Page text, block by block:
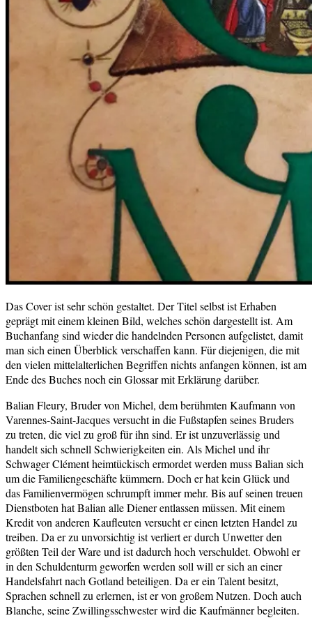
Das Cover ist sehr schön gestaltet. Der Titel selbst ist Erhaben
geprägt mit einem kleinen Bild, welches schön dargestellt ist. Am
Buchanfang sind wieder die handelnden Personen aufgelistet, damit
man sich einen Überblick verschaffen kann. Für diejenigen, die mit
den vielen mittelalterlichen Begriffen nichts anfangen können, ist am
Ende des Buches noch ein Glossar mit Erklärung darüber.
Balian Fleury, Bruder von Michel, dem berühmten Kaufmann von
Varennes-Saint-Jacques versucht in die Fußstapfen seines Bruders
zu treten, die viel zu groß für ihn sind. Er ist unzuverlässig und
handelt sich schnell Schwierigkeiten ein. Als Michel und ihr
Schwager Clément heimtückisch ermordet werden muss Balian sich
um die Familiengeschäfte kümmern. Doch er hat kein Glück und
das Familienvermögen schrumpft immer mehr. Bis auf seinen treuen
Dienstboten hat Balian alle Diener entlassen müssen. Mit einem
Kredit von anderen Kaufleuten versucht er einen letzten Handel zu
treiben. Da er zu unvorsichtig ist verliert er durch Unwetter den
größten Teil der Ware und ist dadurch hoch verschuldet. Obwohl er
in den Schuldenturm geworfen werden soll will er sich an einer
Handelsfahrt nach Gotland beteiligen. Da er ein Talent besitzt,
Sprachen schnell zu erlernen, ist er von großem Nutzen. Doch auch
Blanche, seine Zwillingsschwester wird die Kaufmänner begleiten.